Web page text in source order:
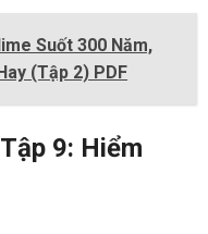
Suốt 300 Năm,
(Tập 2) PDF
9: Hiểm